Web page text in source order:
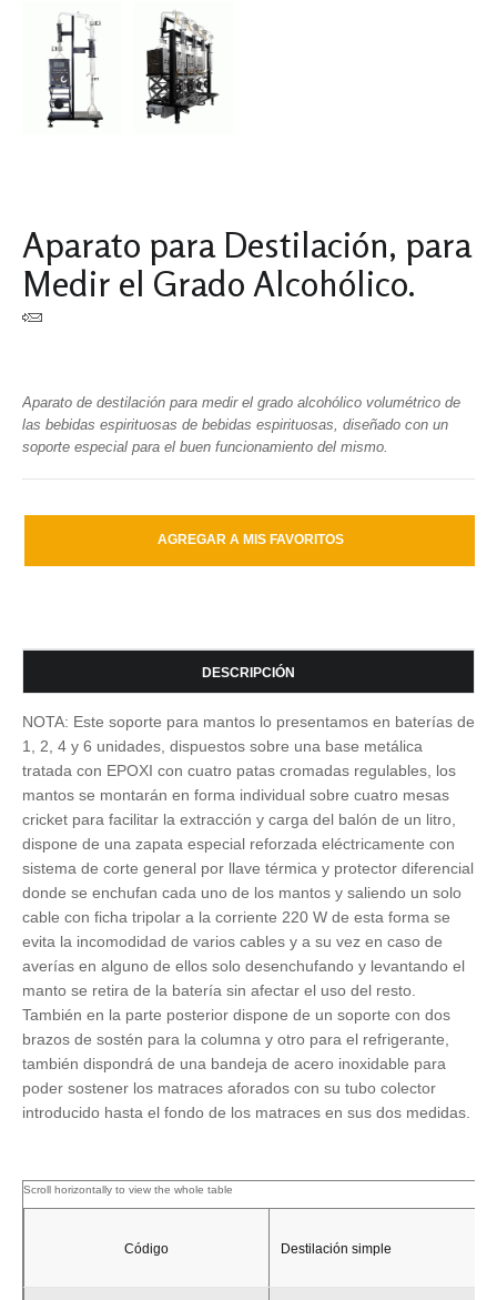
Aparato para Destilación, para
Medir el Grado Alcohólico.
Aparato de destilación para medir el grado alcohólico volumétrico de
las bebidas espirituosas de bebidas espirituosas, diseñado con un
soporte especial para el buen funcionamiento del mismo.
DESCRIPCIÓN
NOTA: Este soporte para mantos lo presentamos en baterías de
1, 2, 4 y 6 unidades, dispuestos sobre una base metálica
tratada con EPOXI con cuatro patas cromadas regulables, los
mantos se montarán en forma individual sobre cuatro mesas
cricket para facilitar la extracción y carga del balón de un litro,
dispone de una zapata especial reforzada eléctricamente con
sistema de corte general por llave térmica y protector diferencial
donde se enchufan cada uno de los mantos y saliendo un solo
cable con ficha tripolar a la corriente 220 W de esta forma se
evita la incomodidad de varios cables y a su vez en caso de
averías en alguno de ellos solo desenchufando y levantando el
manto se retira de la batería sin afectar el uso del resto.
También en la parte posterior dispone de un soporte con dos
brazos de sostén para la columna y otro para el refrigerante,
también dispondrá de una bandeja de acero inoxidable para
poder sostener los matraces aforados con su tubo colector
introducido hasta el fondo de los matraces en sus dos medidas.
Código Destilación simple